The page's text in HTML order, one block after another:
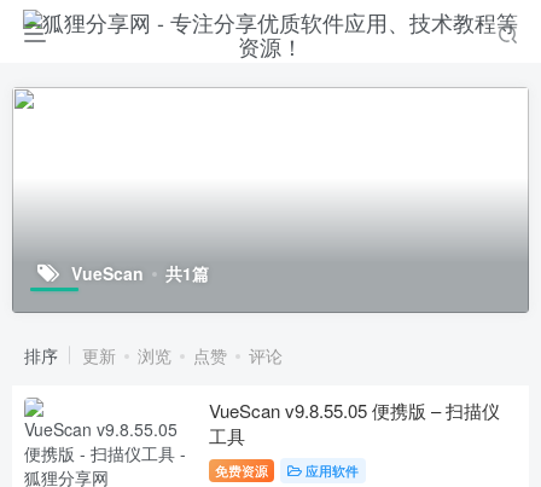
VueScan 共1篇
排序 更新 浏览 点赞 评论
VueScan v9.8.55.05 便携版 – 扫描仪
工具
免费资源 应用软件